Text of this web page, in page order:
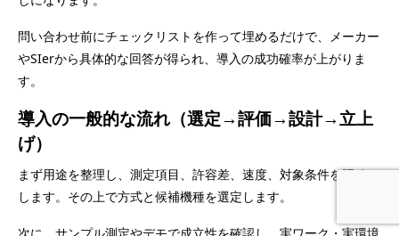
問い合わせ前にチェックリストを作って埋めるだけで、メーカー
やSIerから具体的な回答が得られ、導入の成功確率が上がりま
す。
導入の一般的な流れ（選定→評価→設計→立上
げ）
まず用途を整理し、測定項目、許容差、速度、対象条件を明確に
します。その上で方式と候補機種を選定します。